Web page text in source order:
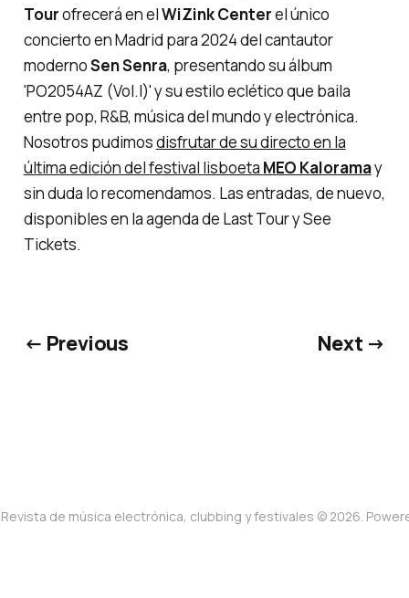
Tourofrecerá en elWiZink Centerel único
concierto en Madrid para 2024 delcantautor
modernoSen Senra, presentando su álbum
'PO2054AZ (Vol.I)'y su estilo eclético que baila
entre pop, R&B, música del mundo y electrónica.
Nosotros pudimosdisfrutar de su directo en la
última edición del festival lisboeta MEO Kaloramay
sin duda lo recomendamos. Las entradas, de nuevo,
disponibles en la agenda de Last Tour y See
Tickets.
← Previous Next →
de música electrónica, clubbing y festivales © 2026.